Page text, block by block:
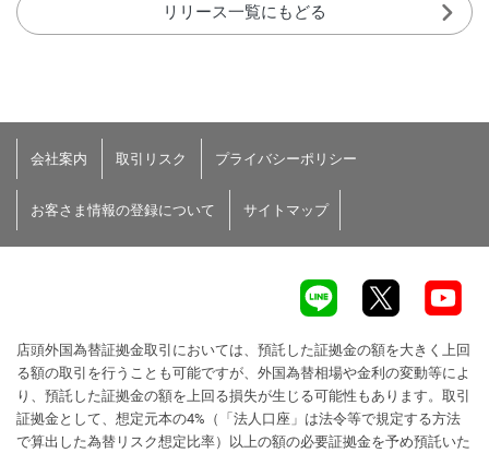
リリース一覧にもどる
会社案内 取引リスク プライバシーポリシー
お客さま情報の登録について サイトマップ
店頭外国為替証拠金取引においては、預託した証拠金の額を大きく上回
る額の取引を行うことも可能ですが、外国為替相場や金利の変動等によ
り、預託した証拠金の額を上回る損失が生じる可能性もあります。取引
証拠金として、想定元本の4%（「法人口座」は法令等で規定する方法
で算出した為替リスク想定比率）以上の額の必要証拠金を予め預託いた